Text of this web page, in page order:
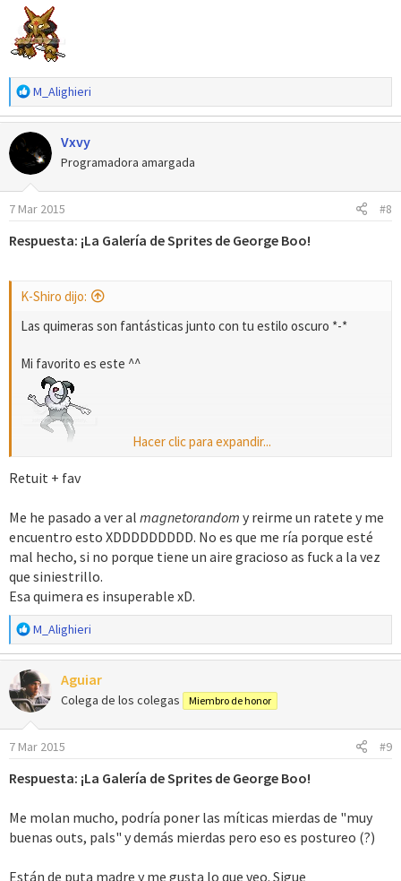
R
e
a
c
i
o
n
s
M_Alighieri
Vxvy
Programadora amargada
7 Mar 2015 #8
Respuesta: ¡La Galería de Sprites de George Boo!
K-Shiro dijo:
Las quimeras son fantásticas junto con tu estilo oscuro *-*
Mi favorito es este ^^
Hacer clic para expandir...
Retuit + fav
Me he pasado a ver al magnetorandom y reirme un ratete y me
encuentro esto XDDDDDDDDD. No es que me ría porque esté
mal hecho, si no porque tiene un aire gracioso as fuck a la vez
que siniestrillo.
Esa quimera es insuperable xD.
R
e
a
c
c
i
o
n
s
M_Alighieri
Aguiar
Colega de los colegas Miembro de honor
7 Mar 2015 #9
Respuesta: ¡La Galería de Sprites de George Boo!
Me molan mucho, podría poner las míticas mierdas de "muy
buenas outs, pals" y demás mierdas pero eso es postureo (?)
Están de puta madre y me gusta lo que veo. Sigue